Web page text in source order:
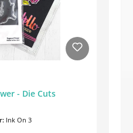
- Die Cuts
Ink On 3